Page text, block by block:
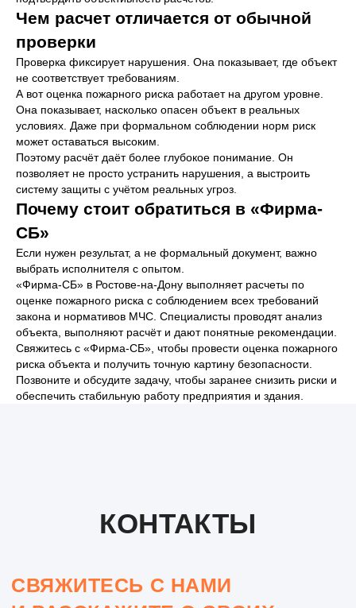
Чем расчет отличается от обычной
проверки
Проверка фиксирует нарушения. Она показывает, где объект
не соответствует требованиям.
А вот оценка пожарного риска работает на другом уровне.
Она показывает, насколько опасен объект в реальных
условиях. Даже при формальном соблюдении норм риск
может оставаться высоким.
Поэтому расчёт даёт более глубокое понимание. Он
позволяет не просто устранить нарушения, а выстроить
систему защиты с учётом реальных угроз.
Почему стоит обратиться в «Фирма-
СБ»
Если нужен результат, а не формальный документ, важно
выбрать исполнителя с опытом.
«Фирма-СБ» в Ростове-на-Дону выполняет расчеты по
оценке пожарного риска с соблюдением всех требований
закона и нормативов МЧС. Специалисты проводят анализ
объекта, выполняют расчёт и дают понятные рекомендации.
Свяжитесь с «Фирма-СБ», чтобы провести оценка пожарного
риска объекта и получить точную картину безопасности.
Позвоните и обсудите задачу, чтобы заранее снизить риски и
обеспечить стабильную работу предприятия и здания.
КОНТАКТЫ
КОНТАКТЫ
форму обратной связи.
Ростов-на-Дону, проспект
Стачки 79/2, этаж 4, офис 8
rps-rnd@yandex.ru
Ваше имя*
Ваш телефон*
+7
Опишите Вашу задачу*
+7 989 728-17-23
Нажимая кнопку "Отправить", Вы соглашаетесь с
политикой конфиденциальности